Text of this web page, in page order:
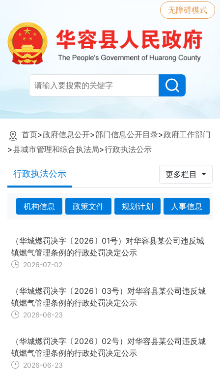
无障碍模式
首页>政府信息公开>部门信息公开目录>政府工作部门
>县城市管理和综合执法局>行政执法公示
行政执法公示 更多栏目
机构信息 政策文件 规划计划 人事信息
（华城燃罚决字〔2026〕01号）对华容县某公司违反城
镇燃气管理条例的行政处罚决定公示
2026-07-02
（华城燃罚决字〔2026〕03号）对华容县某公司违反城
镇燃气管理条例的行政处罚决定公示
2026-06-23
（华城燃罚决字〔2026〕02号）对华容县某公司违反城
镇燃气管理条例的行政处罚决定公示
2026-06-23